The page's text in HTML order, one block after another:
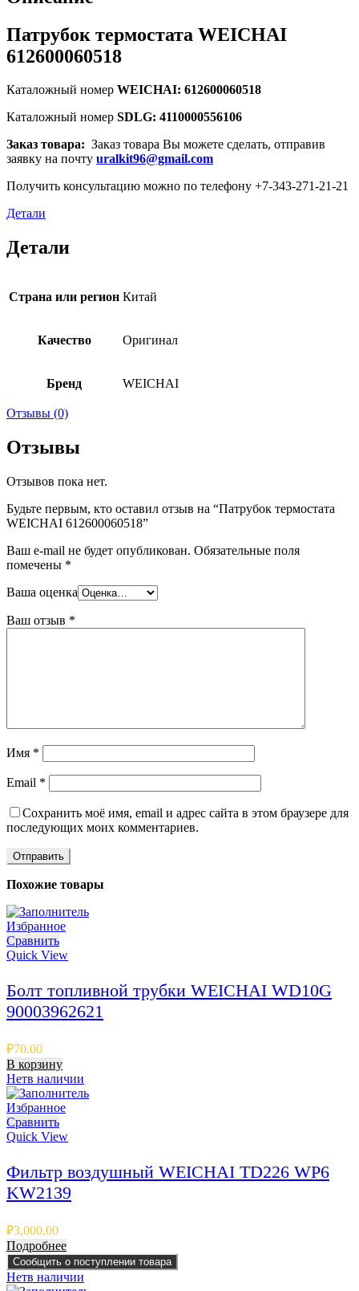
Патрубок термостата WEICHAI
612600060518
Каталожный номер WEICHAI: 612600060518
Каталожный номер SDLG: 4110000556106
Заказ товара: Заказ товара Вы можете сделать, отправив
заявку на почту uralkit96@gmail.com
Получить консультацию можно по телефону +7-343-271-21-21
Детали
Детали
Страна или регион Китай
Качество Оригинал
Бренд WEICHAI
Отзывы (0)
Отзывы
Отзывов пока нет.
Будьте первым, кто оставил отзыв на “Патрубок термостата
WEICHAI 612600060518”
Ваш e-mail не будет опубликован. Обязательные поля
помечены *
Ваша оценка
Ваш отзыв *
Имя *
Email *
Сохранить моё имя, email и адрес сайта в этом браузере для
последующих моих комментариев.
Похожие товары
Избранное
Сравнить
Quick View
Болт топливной трубки WEICHAI WD10G
90003962621
₽70.00
В корзину
Нетв наличии
Избранное
Сравнить
Quick View
Фильтр воздушный WEICHAI TD226 WP6
KW2139
₽3,000.00
Подробнее
Сообщить о поступлении товара
Нетв наличии